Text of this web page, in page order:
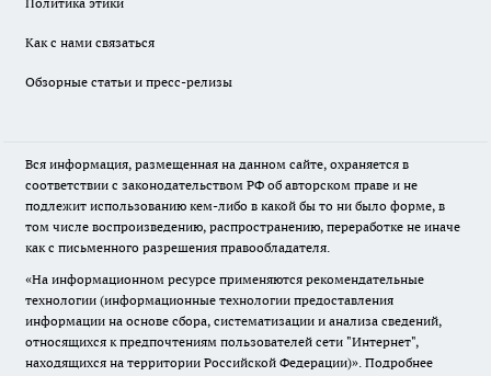
Как с нами связаться
Обзорные статьи и пресс-релизы
Вся информация, размещенная на данном сайте, охраняется в
соответствии с законодательством РФ об авторском праве и не
подлежит использованию кем-либо в какой бы то ни было форме, в
том числе воспроизведению, распространению, переработке не иначе
как с письменного разрешения правообладателя.
«На информационном ресурсе применяются рекомендательные
технологии (информационные технологии предоставления
информации на основе сбора, систематизации и анализа сведений,
относящихся к предпочтениям пользователей сети "Интернет",
находящихся на территории Российской Федерации)». Подробнее